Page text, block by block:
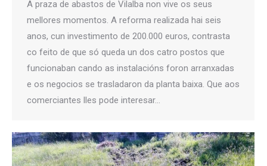
A praza de abastos de Vilalba non vive os seus
mellores momentos. A reforma realizada hai seis
anos, cun investimento de 200.000 euros, contrasta
co feito de que só queda un dos catro postos que
funcionaban cando as instalacións foron arranxadas
e os negocios se trasladaron da planta baixa. Que aos
comerciantes lles pode interesar…